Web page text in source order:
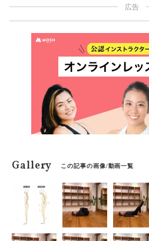
広告
Gallery この記事の画像/動画一覧